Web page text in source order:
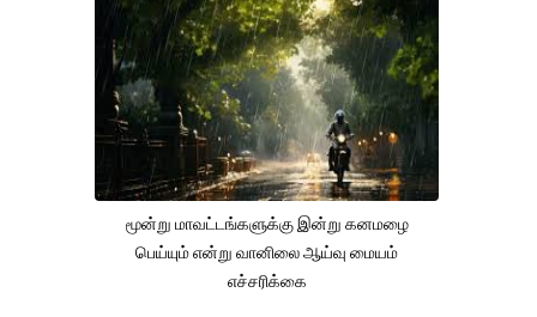
மூன்று மாவட்டங்களுக்கு இன்று கனமழை
பெய்யும் என்று வானிலை ஆய்வு மையம்
எச்சரிக்கை